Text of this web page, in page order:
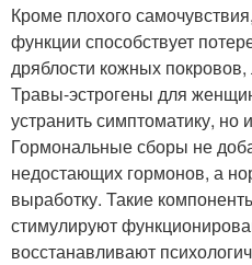
Кроме плохого
функции способствует
дряблости кожных покровов,
Травы-эстрогены для
устранить симптоматику,
Гормональные сборы не
недостающих гормонов, а
выработку. Такие
стимулируют
восстанавливают